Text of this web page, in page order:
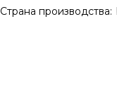
Страна производства: